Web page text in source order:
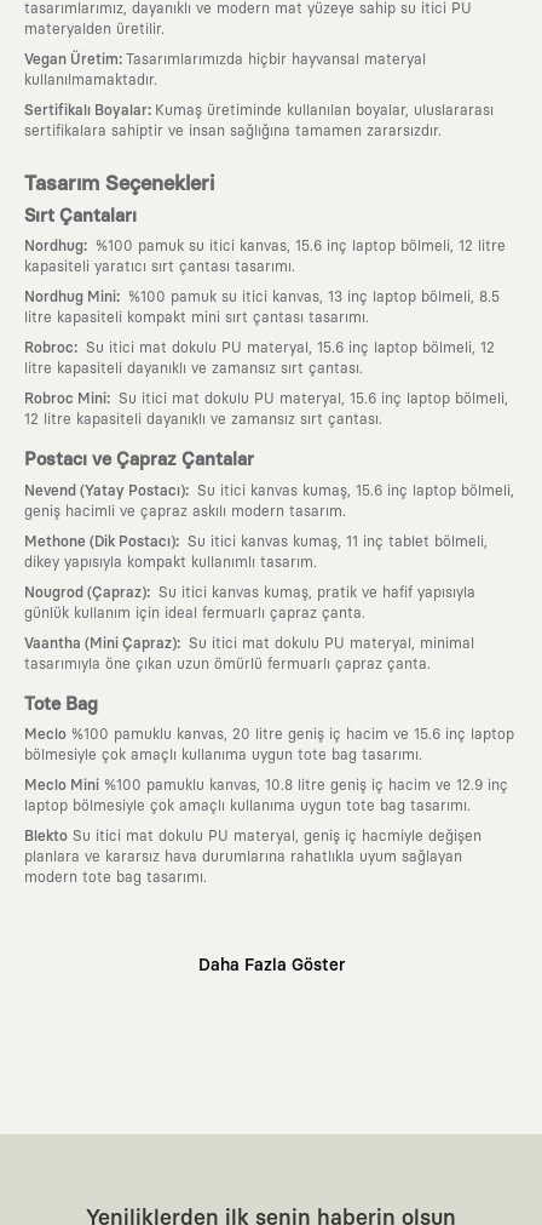
tasarımlarımız, dayanıklı ve modern mat yüzeye sahip su itici PU
materyalden üretilir.
Vegan Üretim: Tasarımlarımızda hiçbir hayvansal materyal
kullanılmamaktadır.
Sertifikalı Boyalar: Kumaş üretiminde kullanılan boyalar, uluslararası
sertifikalara sahiptir ve insan sağlığına tamamen zararsızdır.
Tasarım Seçenekleri
Sırt Çantaları
Nordhug:
%100 pamuk su itici kanvas, 15.6 inç laptop bölmeli, 12 litre
kapasiteli yaratıcı sırt çantası tasarımı.
Nordhug Mini:
%100 pamuk su itici kanvas, 13 inç laptop bölmeli, 8.5
litre kapasiteli kompakt mini sırt çantası tasarımı.
Robroc: Su itici mat dokulu PU materyal, 15.6 inç laptop bölmeli, 12
litre kapasiteli dayanıklı ve zamansız sırt çantası.
Robroc Mini: Su itici mat dokulu PU materyal, 15.6 inç laptop bölmeli,
12 litre kapasiteli dayanıklı ve zamansız sırt çantası.
Postacı ve Çapraz Çantalar
Nevend (Yatay Postacı): Su itici kanvas kumaş, 15.6 inç laptop bölmeli,
geniş hacimli ve çapraz askılı modern tasarım.
Methone (Dik Postacı): Su itici kanvas kumaş, 11 inç tablet bölmeli,
dikey yapısıyla kompakt kullanımlı tasarım.
Nougrod (Çapraz): Su itici kanvas kumaş, pratik ve hafif yapısıyla
günlük kullanım için ideal fermuarlı çapraz çanta.
Vaantha (Mini Çapraz): Su itici mat dokulu PU materyal, minimal
tasarımıyla öne çıkan uzun ömürlü fermuarlı çapraz çanta.
Tote Bag
Meclo %100 pamuklu kanvas, 20 litre geniş iç hacim ve 15.6 inç laptop
bölmesiyle çok amaçlı kullanıma uygun tote bag tasarımı.
Meclo Mini %100 pamuklu kanvas, 10.8 litre geniş iç hacim ve 12.9 inç
laptop bölmesiyle çok amaçlı kullanıma uygun tote bag tasarımı.
Blekto Su itici mat dokulu PU materyal, geniş iç hacmiyle değişen
planlara ve kararsız hava durumlarına rahatlıkla uyum sağlayan
modern tote bag tasarımı.
dolabının en değerli parçası olarak kalacak, hikayesini ve estetik
Yaratıcı Bir Topluluk
KAFT, keşfetmeyi sevenlerin, sanata tutkuyla bağlı
Daha Fazla Göster
Yeniliklerden ilk senin haberin olsun